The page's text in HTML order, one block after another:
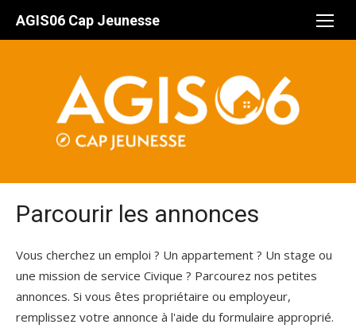
AGIS06 Cap Jeunesse
Parcourir les annonces
Vous cherchez un emploi ? Un appartement ? Un stage ou
une mission de service Civique ? Parcourez nos petites
annonces. Si vous êtes propriétaire ou employeur,
remplissez votre annonce à l'aide du formulaire approprié.